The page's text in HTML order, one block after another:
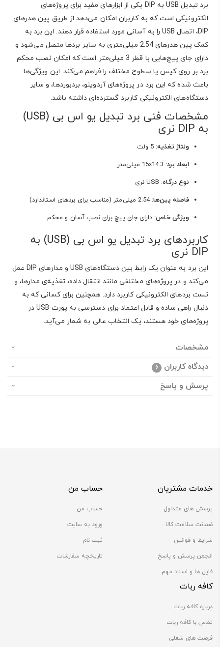
برد تبدیل USB به DIP یکی از ابزارهای مفید برای پروژه‌های
الکترونیکی است که به کاربران امکان می‌دهد از طریق پین هدرهای
DIP، اتصال USB را به آسانی مورد استفاده قرار دهند. این برد به
کمک پین هدرهای 2.54 میلی‌متری به سایر بردها متصل می‌شود و
دارای جای پیچ‌هایی با قطر 3 میلی‌متر است که امکان نصب محکم
برد بر روی کیس یا سطوح مختلف را فراهم می‌کند. این ویژگی‌ها
باعث شده که این برد در پروژه‌های آردوینو، بردبوردها، و سایر
دستگاه‌های الکترونیکی کاربرد گسترده‌ای داشته باشد.
مشخصات فنی برد تبدیل یو اس بی (USB)
به DIP نری
ولتاژ تغذیه: 5 ولت
ابعاد برد: 15x14.3 میلی‌متر
نوع درگاه: USB نری
فاصله پین‌ها: 2.54 میلی‌متر (مناسب برای بردهای استاندارد)
ویژگی خاص: دارای جای پیچ برای نصب آسان و محکم
کاربردهای برد تبدیل یو اس بی (USB) به
DIP نری
این برد به عنوان یک رابط بین دستگاه‌های USB و مدارهای DIP عمل
می‌کند و در پروژه‌های مختلفی مانند انتقال داده، تغذیه‌ی مدارها، و
تست بردهای الکترونیکی کاربرد دارد. همچنین برای کسانی که به
دنبال راهی ساده و قابل اعتماد برای دسترسی به پورت USB در
پروژه‌های خود هستند، یک انتخاب عالی به شمار می‌آید.
مشخصات
دیدگاه کاربران
6
پرسش و پاسخ
خدمات مشتریان
پرسش های متداول
ضمانت سلامت کالا
شرایط و قوانین
انجمن پرسش و پاسخ
فایل ها و اسناد مهم
حساب من
حساب من
ورود به سایت
ثبت نام
تاریخچه سفارشات
کافه ربات
درباره کافه ربات
تماس با کافه ربات
فرصت های شغلی